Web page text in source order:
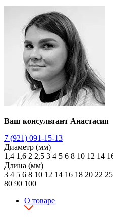
Ваш консультант Анастасия
7 (921) 091-15-13
Диаметр (мм)
1,4 1,6 2 2,5 3 4 5 6 8 10 12 14
Длина (мм)
3 4 5 6 8 10 12 14 16 18 20 22 25
80 90 100
О товаре